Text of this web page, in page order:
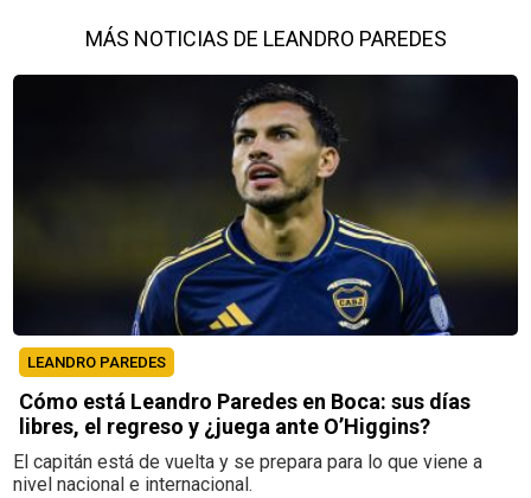
MÁS NOTICIAS DE LEANDRO PAREDES
LEANDRO PAREDES
Cómo está Leandro Paredes en Boca: sus días
libres, el regreso y ¿juega ante O’Higgins?
El capitán está de vuelta y se prepara para lo que viene a
nivel nacional e internacional.